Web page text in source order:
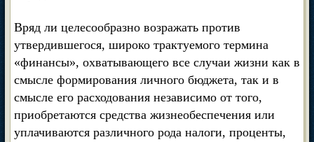
Вряд ли целесообразно возражать против
утвердившегося, широко трактуемого термина
«финансы», охватывающего все случаи жизни как в
смысле формирования личного бюджета, так и в
смысле его расходования независимо от того,
приобретаются средства жизнеобеспечения или
уплачиваются различного рода налоги, проценты,